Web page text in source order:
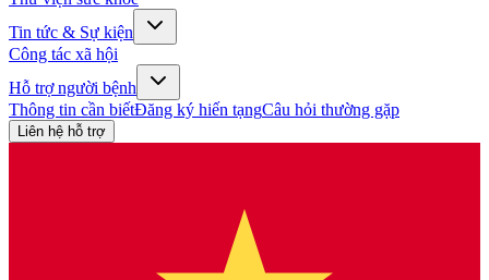
Tin tức & Sự kiện
Công tác xã hội
Hỗ trợ người bệnh
Thông tin cần biếtĐăng ký hiến tạngCâu hỏi thường gặp
Liên hệ hỗ trợ